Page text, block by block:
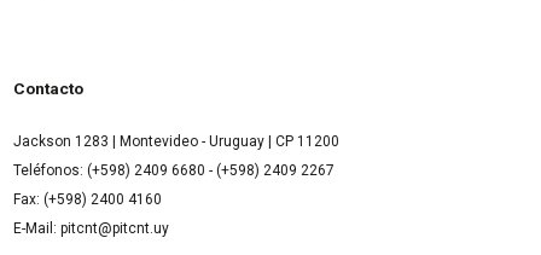
Contacto
Jackson 1283 | Montevideo - Uruguay | CP 11200
Teléfonos: (+598) 2409 6680 - (+598) 2409 2267
Fax: (+598) 2400 4160
E-Mail: pitcnt@pitcnt.uy